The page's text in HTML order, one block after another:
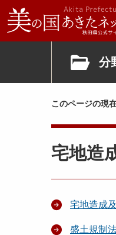
分
このページの現
宅地造
宅地造成
盛土規制